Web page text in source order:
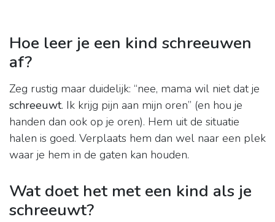
Hoe leer je een kind schreeuwen
af?
Zeg rustig maar duidelijk: “nee, mama wil niet dat je
schreeuwt. Ik krijg pijn aan mijn oren” (en hou je
handen dan ook op je oren). Hem uit de situatie
halen is goed. Verplaats hem dan wel naar een plek
waar je hem in de gaten kan houden.
Wat doet het met een kind als je
schreeuwt?